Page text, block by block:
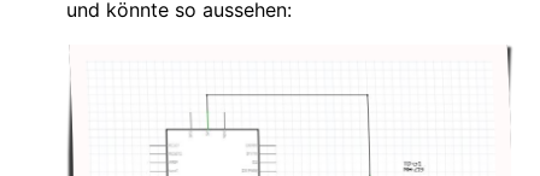
und könnte so aussehen: